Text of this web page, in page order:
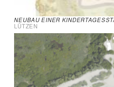
NEUBAU EINER
LÜTZEN